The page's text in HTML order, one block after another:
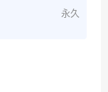
永久